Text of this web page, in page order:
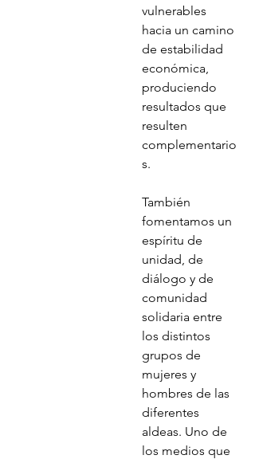
vulnerables
hacia un camino
de estabilidad
económica,
produciendo
resultados que
resulten
complementario
s.
También
fomentamos un
espíritu de
unidad, de
diálogo y de
comunidad
solidaria entre
los distintos
grupos de
mujeres y
hombres de las
diferentes
aldeas. Uno de
los medios que